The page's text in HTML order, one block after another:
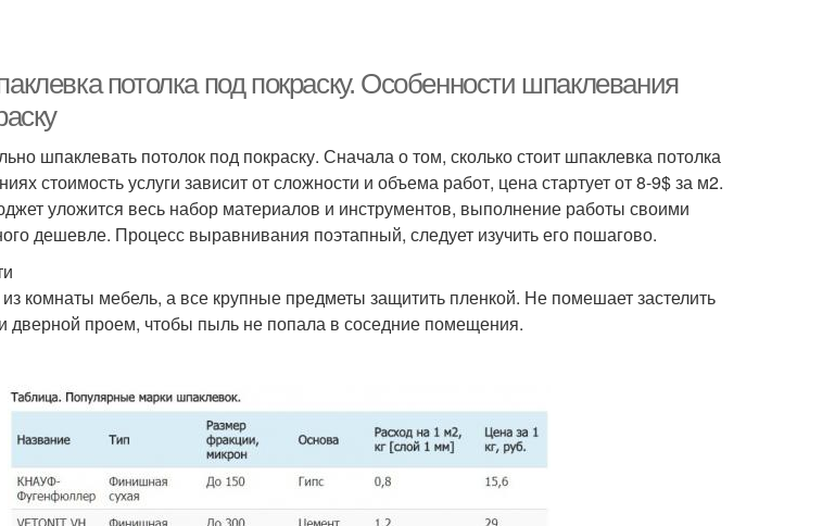
потолка под покраску. Особенности шпаклевания
шпаклевать потолок под покраску. Сначала о том, сколько стоит шпаклевка потолка
стоимость услуги зависит от сложности и объема работ, цена стартует от 8-9$ за м2.
уложится весь набор материалов и инструментов, выполнение работы своими
дешевле. Процесс выравнивания поэтапный, следует изучить его пошагово.
комнаты мебель, а все крупные предметы защитить пленкой. Не помешает застелить
дверной проем, чтобы пыль не попала в соседние помещения.